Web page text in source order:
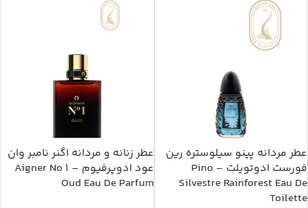
عطر مردانه پینو سیلوستره رین
فورست ادوتویلت – Pino
Silvestre Rainforest Eau De
Toilette
عطر زنانه و مردانه اگنر نامبر وان
عود ادوپرفیوم – Aigner No 1
Oud Eau De Parfum